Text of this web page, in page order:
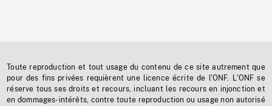
Toute reproduction et tout usage du contenu de ce site autrement que
pour des fins privées requièrent une licence écrite de l'ONF. L'ONF se
réserve tous ses droits et recours, incluant les recours en injonction et
en dommages-intérêts, contre toute reproduction ou usage non autorisé